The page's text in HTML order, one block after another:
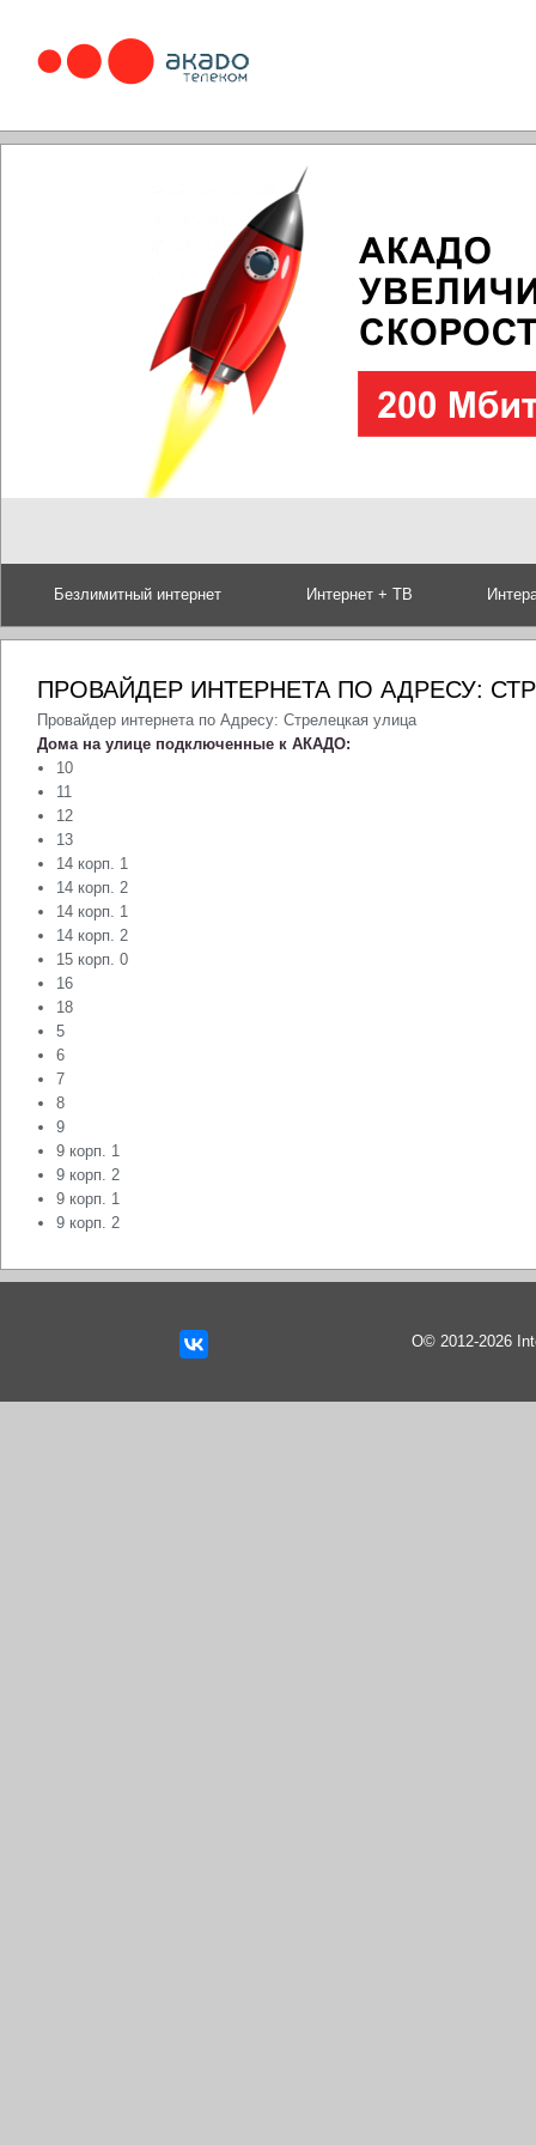
Безлимитный интернет Интернет + ТВ
ПРОВАЙДЕР ИНТЕРНЕТА ПО АДРЕСУ:
Провайдер интернета по Адресу: Стрелецкая улица
Дома на улице подключенные к АКАДО:
10
11
12
13
14 корп. 1
14 корп. 2
14 корп. 1
14 корп. 2
15 корп. 0
16
18
5
6
7
8
9
9 корп. 1
9 корп. 2
9 корп. 1
9 корп. 2
О© 2012-2026